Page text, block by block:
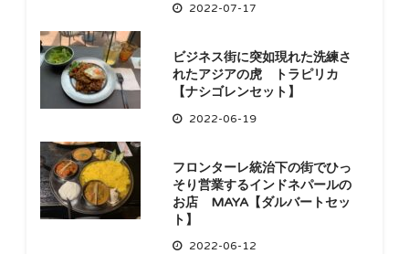
2022-07-17
ビジネス街に突如現れた洗練さ
れたアジアの虎 トラピリカ
【ナシゴレンセット】
2022-06-19
フロンターレ統治下の街でひっ
そり営業するインドネパールの
お店 MAYA【ダルバートセッ
ト】
2022-06-12